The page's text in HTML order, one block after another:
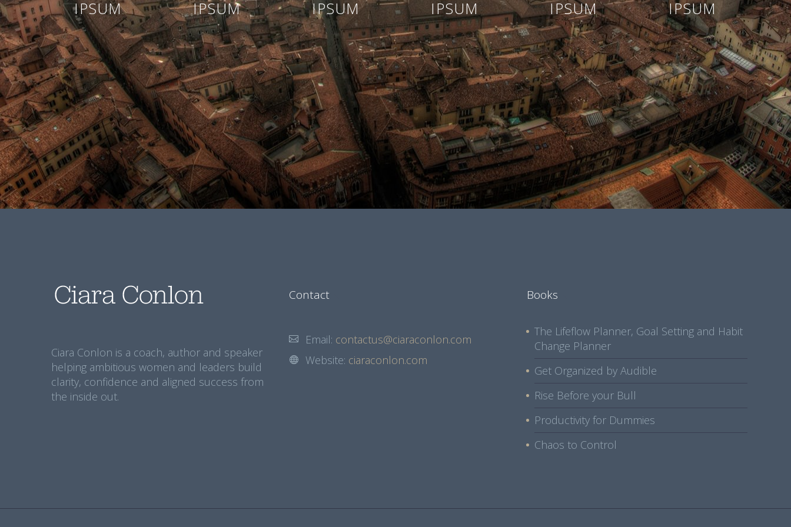
IPSUM
IPSUM
IPSUM
IPSUM
IPSUM
IPSUM
Ciara Conlon is a coach, author and speaker
helping ambitious women and leaders build
clarity, confidence and aligned success from
the inside out.
Contact
Email: contactus@ciaraconlon.com
Website: ciaraconlon.com
Books
The Lifeflow Planner, Goal Setting and Habit
Change Planner
Get Organized by Audible
Rise Before your Bull
Productivity for Dummies
Chaos to Control